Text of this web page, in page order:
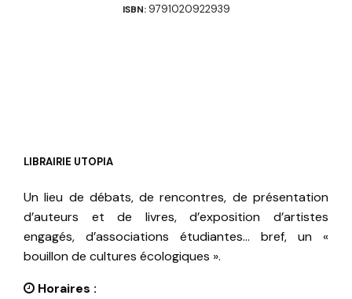
ISBN: 9791020922939
LIBRAIRIE UTOPIA
Un lieu de débats, de rencontres, de présentation
d’auteurs et de livres, d’exposition d’artistes
engagés, d’associations étudiantes… bref, un «
bouillon de cultures écologiques ».
Horaires :